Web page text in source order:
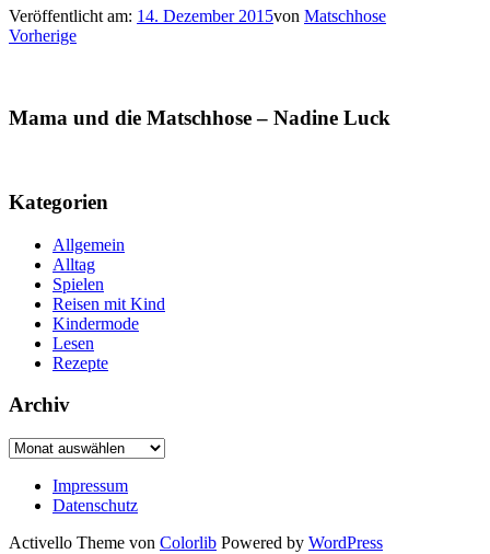
Veröffentlicht am: 14. Dezember 2015von Matschhose
Vorherige
Mama und die Matschhose – Nadine Luck
Kategorien
Allgemein
Alltag
Spielen
Reisen mit Kind
Kindermode
Lesen
Rezepte
Archiv
Archiv
Impressum
Datenschutz
Activello Theme von Colorlib Powered by WordPress